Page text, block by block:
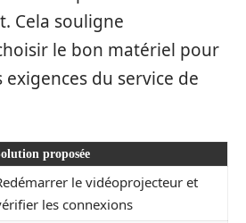
Cela souligne
le bon matériel pour
du service de
proposée
le vidéoprojecteur et
les connexions